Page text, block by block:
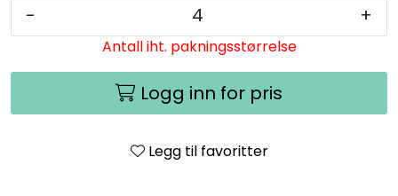
- +
Antall iht. pakningsstørrelse
Logg inn for pris
Legg til favoritter